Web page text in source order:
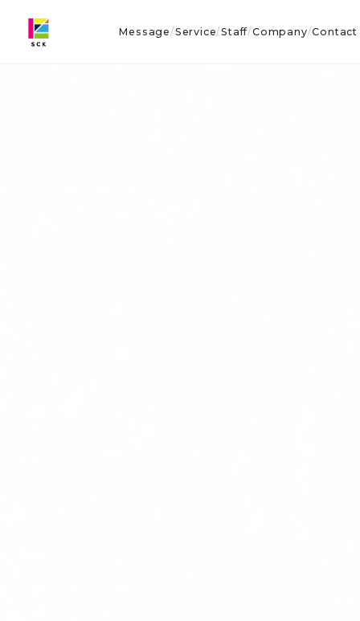
Message/Service/Staff/Company/Contact